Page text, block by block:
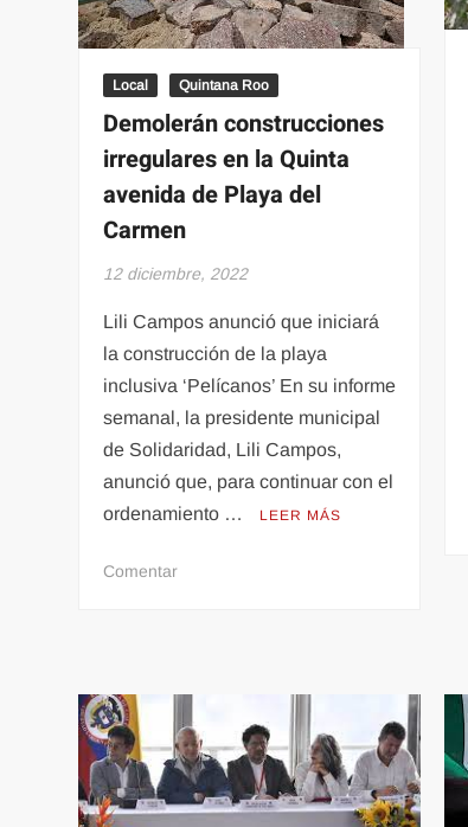
Local Quintana Roo
Demolerán construcciones
irregulares en la Quinta
avenida de Playa del
Carmen
12 diciembre, 2022
Lili Campos anunció que iniciará
la construcción de la playa
inclusiva ‘Pelícanos’ En su informe
semanal, la presidente municipal
de Solidaridad, Lili Campos,
anunció que, para continuar con el
ordenamiento …
LEER MÁS
Comentaren
Quinta
avenida
de
Playa